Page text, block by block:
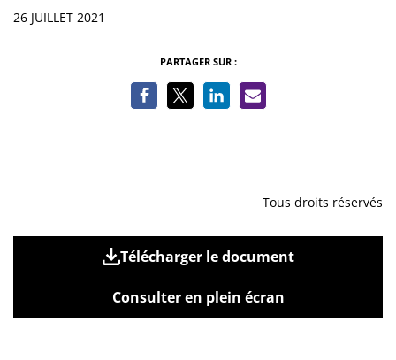
Informations
26 JUILLET 2021
PARTAGER SUR :
Tous droits réservés
Télécharger le document
Consulter en plein écran